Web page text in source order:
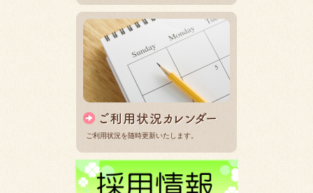
ご利用状況を随時更新いたします。